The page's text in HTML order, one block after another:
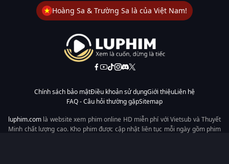
Hoàng Sa & Trường Sa là của Việt Nam!
Chính sách bảo mậtĐiều khoản sử dụngGiới thiệuLiên hệ
FAQ - Câu hỏi thường gặpSitemap
luphim.com là website xem phim online HD miễn phí với Vietsub và Thuyết
Minh chất lượng cao. Kho phim được cập nhật liên tục mỗi ngày gồm phim